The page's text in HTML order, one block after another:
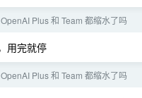
OpenAI Plus 和 Team 都缩水了吗
用完就停
OpenAI Plus 和 Team 都缩水了吗